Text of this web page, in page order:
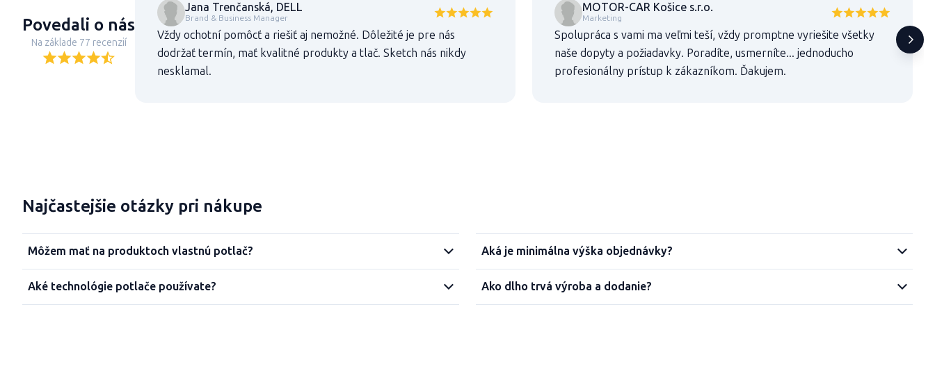
Povedali o nás
Na základe 77 recenzií
Jana Trenčanská, DELL
Brand & Business Manager
Vždy ochotní pomôcť a riešiť aj nemožné. Dôležité je pre nás
dodržať termín, mať kvalitné produkty a tlač. Sketch nás nikdy
nesklamal.
MOTOR-CAR Košice s.r.o.
Marketing
Spolupráca s vami ma veľmi teší, vždy promptne vyriešite všetky
naše dopyty a požiadavky. Poradíte, usmerníte... jednoducho
profesionálny prístup k zákazníkom. Ďakujem.
Najčastejšie otázky pri nákupe
Môžem mať na produktoch vlastnú potlač?
Aké technológie potlače používate?
Aká je minimálna výška objednávky?
Ako dlho trvá výroba a dodanie?